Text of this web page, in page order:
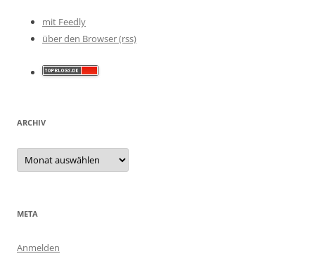
mit Feedly
über den Browser (rss)
ARCHIV
Archiv
META
Anmelden